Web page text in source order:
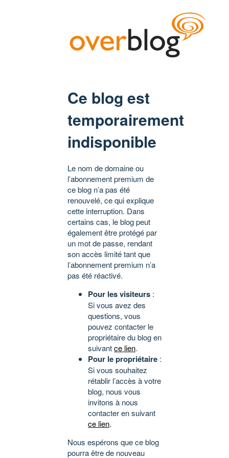
Ce blog est
temporairement
indisponible
Le nom de domaine ou
l’abonnement premium de
ce blog n’a pas été
renouvelé, ce qui explique
cette interruption. Dans
certains cas, le blog peut
également être protégé par
un mot de passe, rendant
son accès limité tant que
l’abonnement premium n’a
pas été réactivé.
Pour les visiteurs :
Si vous avez des
questions, vous
pouvez contacter le
propriétaire du blog en
suivantce lien.
Pour le propriétaire :
Si vous souhaitez
rétablir l’accès à votre
blog, nous vous
invitons à nous
contacter en suivant
ce lien.
Nous espérons que ce blog
pourra être de nouveau